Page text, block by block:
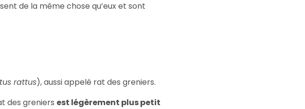
de la même chose qu’eux et sont
rattus), aussi appelé rat des greniers.
des greniers est légèrement plus petit